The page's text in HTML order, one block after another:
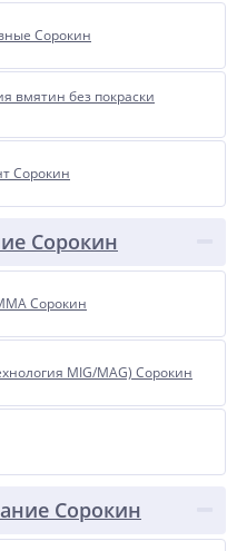
Сорокин
вмятин без покраски
Сорокин
Сорокин
Сорокин
MIG/MAG) Сорокин
Сорокин